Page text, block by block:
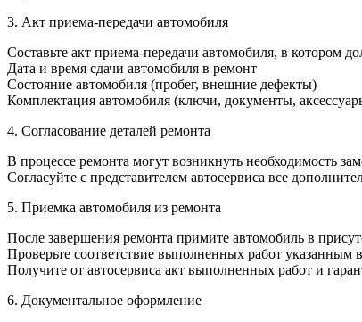
3. Акт приема-передачи автомобиля
Составьте акт приема-передачи автомобиля, в котором
Дата и время сдачи автомобиля в ремонт
Состояние автомобиля (пробег, внешние дефекты)
Комплектация автомобиля (ключи, документы,
4. Согласование деталей ремонта
В процессе ремонта могут возникнуть необходимость
Согласуйте с представителем автосервиса все
5. Приемка автомобиля из ремонта
После завершения ремонта примите автомобиль в
Проверьте соответствие выполненных работ указанным
Получите от автосервиса акт выполненных работ и
6. Документальное оформление